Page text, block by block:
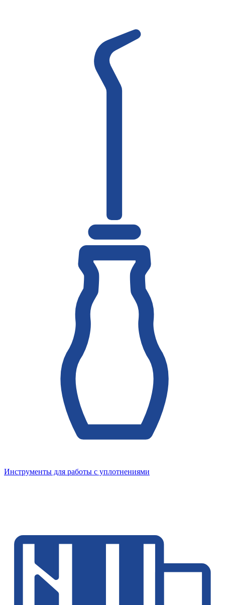
Инструменты для работы с уплотнениями